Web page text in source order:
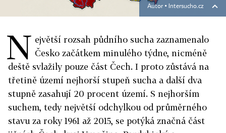
Autor ▪ Intersucho.cz
N ejvětší rozsah půdního sucha zaznamenalo
Česko začátkem minulého týdne, nicméně
deště svlažily pouze část Čech. I proto zůstává na
třetině území nejhorší stupeň sucha a další dva
stupně zasahují 20 procent území. S nejhorším
suchem, tedy největší odchylkou od průměrného
stavu za roky 1961 až 2015, se potýká značná část